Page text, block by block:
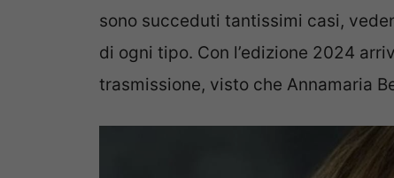
sono succeduti tantissimi casi,
di ogni tipo. Con l’edizione 2024
trasmissione, visto che Annamaria